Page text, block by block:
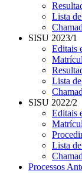
Lista
SISU 2023/1
Editais
Lista
SISU 2022/2
Editais
Lista
Processos